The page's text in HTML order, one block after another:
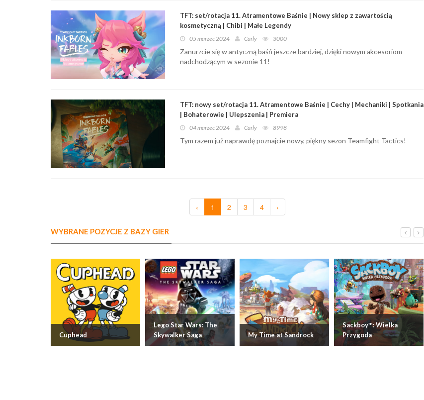
TFT: set/rotacja 11. Atramentowe Baśnie | Nowy sklep z zawartością
kosmetyczną | Chibi | Małe Legendy
05 marzec 2024 Carly 3000
Zanurzcie się w antyczną baśń jeszcze bardziej, dzięki nowym akcesoriom
nadchodzącym w sezonie 11!
TFT: nowy set/rotacja 11. Atramentowe Baśnie | Cechy | Mechaniki | Spotkania
| Bohaterowie | Ulepszenia | Premiera
04 marzec 2024 Carly 8998
Tym razem już naprawdę poznajcie nowy, piękny sezon Teamfight Tactics!
‹ 1 2 3 4 ›
WYBRANE POZYCJE Z BAZY GIER
Cuphead
Lego Star Wars: The
Skywalker Saga
My Time at Sandrock
Sackboy™: Wielka
Przygoda